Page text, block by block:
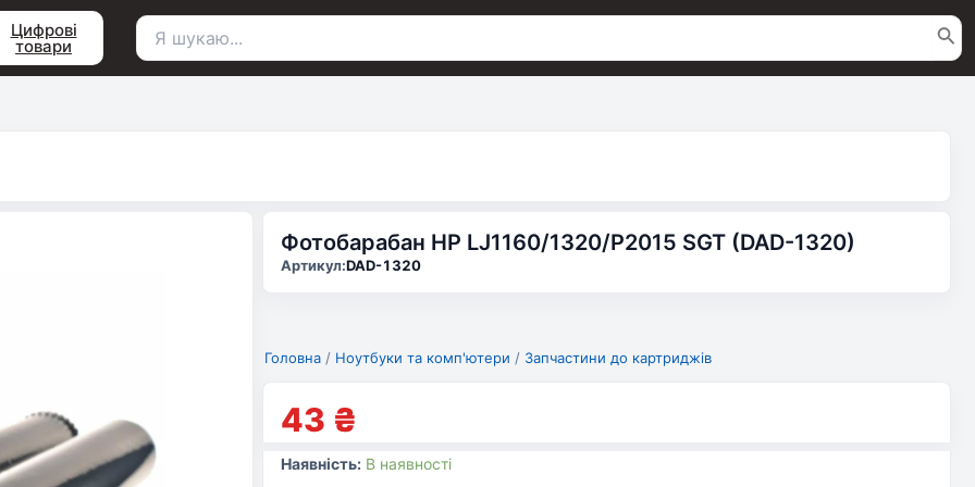
Цифрові
товари
Пошук
Фотобарабан HP LJ1160/1320/P2015 SGT (DAD-1320)
Артикул:DAD-1320
Головна / Ноутбуки та комп'ютери / Запчастини до картриджів
43 ₴
Наявність: В наявності